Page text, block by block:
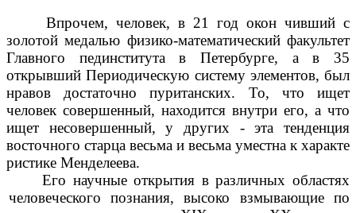
Впрочем, человек, в 21 год окон чивший с
золотой медалью физико-математический факультет
Главного пединститута в Петербурге, а в 35
открывший Периодическую систему элементов, был
нравов достаточно пуританских. То, что ищет
человек совершенный, находится внутри его, а что
ищет несовершенный, у других - эта тенденция
восточного старца весьма и весьма уместна к характе
ристике Менделеева.
Его научные открытия в различных областях
человеческого познания, высоко взмывающие по